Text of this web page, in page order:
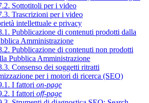
Sottotitoli per i video
Trascrizioni per i video
intellettuale e privacy
Pubblicazione di contenuti prodotti dalla
Amministrazione
Pubblicazione di contenuti non prodotti
Pubblica Amministrazione
Consenso dei soggetti ritratti
per i motori di ricerca (SEO)
I fattori on-page
I fattori off-page